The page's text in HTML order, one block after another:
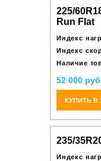
225/
Run Flat
Индекс
Индекс
Наличие
52 000
КУПИТЬ В
235/
Индекс